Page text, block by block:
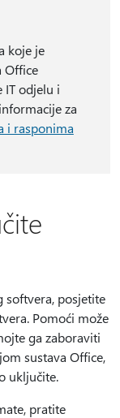
koje je
Office
IT odjelu i
za
i rasponima
softvera, posjetite
Pomoći može
ga zaboraviti
sustava Office,
uključite.
pratite